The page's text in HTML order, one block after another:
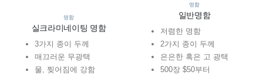
multiple
variants.
The
options
may
multiple
variants.
The
options
may
명함
실크라미네이팅 명함
3가지 종이 두께
매끄러운 무광택
물, 찢어짐에 강함
multiple
variants.
The
options
may
be
multiple
variants.
The
options
may
be
명함
일반명함
저렴한 명함
2가지 종이 두께
은은한 혹은 고 광택
500장 $50부터